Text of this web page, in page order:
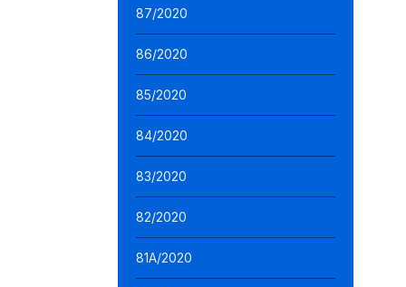
87/2020
86/2020
85/2020
84/2020
83/2020
82/2020
81A/2020